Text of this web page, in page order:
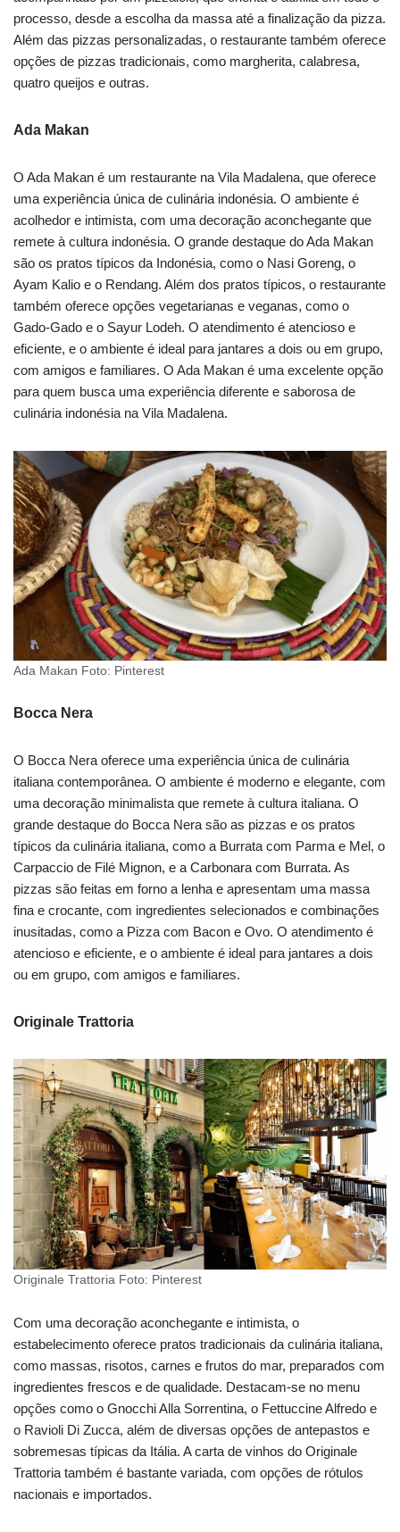
processo, desde a escolha da massa até a finalização da pizza.
Além das pizzas personalizadas, o restaurante também oferece
opções de pizzas tradicionais, como margherita, calabresa,
quatro queijos e outras.
Ada Makan
O Ada Makan é um restaurante na Vila Madalena, que oferece
uma experiência única de culinária indonésia. O ambiente é
acolhedor e intimista, com uma decoração aconchegante que
remete à cultura indonésia. O grande destaque do Ada Makan
são os pratos típicos da Indonésia, como o Nasi Goreng, o
Ayam Kalio e o Rendang. Além dos pratos típicos, o restaurante
também oferece opções vegetarianas e veganas, como o
Gado-Gado e o Sayur Lodeh. O atendimento é atencioso e
eficiente, e o ambiente é ideal para jantares a dois ou em grupo,
com amigos e familiares. O Ada Makan é uma excelente opção
para quem busca uma experiência diferente e saborosa de
culinária indonésia na Vila Madalena.
Ada Makan Foto: Pinterest
Bocca Nera
O Bocca Nera oferece uma experiência única de culinária
italiana contemporânea. O ambiente é moderno e elegante, com
uma decoração minimalista que remete à cultura italiana. O
grande destaque do Bocca Nera são as pizzas e os pratos
típicos da culinária italiana, como a Burrata com Parma e Mel, o
Carpaccio de Filé Mignon, e a Carbonara com Burrata. As
pizzas são feitas em forno a lenha e apresentam uma massa
fina e crocante, com ingredientes selecionados e combinações
inusitadas, como a Pizza com Bacon e Ovo. O atendimento é
atencioso e eficiente, e o ambiente é ideal para jantares a dois
ou em grupo, com amigos e familiares.
Originale Trattoria
Originale Trattoria Foto: Pinterest
Com uma decoração aconchegante e intimista, o
estabelecimento oferece pratos tradicionais da culinária italiana,
como massas, risotos, carnes e frutos do mar, preparados com
ingredientes frescos e de qualidade. Destacam-se no menu
opções como o Gnocchi Alla Sorrentina, o Fettuccine Alfredo e
o Ravioli Di Zucca, além de diversas opções de antepastos e
sobremesas típicas da Itália. A carta de vinhos do Originale
Trattoria também é bastante variada, com opções de rótulos
nacionais e importados.